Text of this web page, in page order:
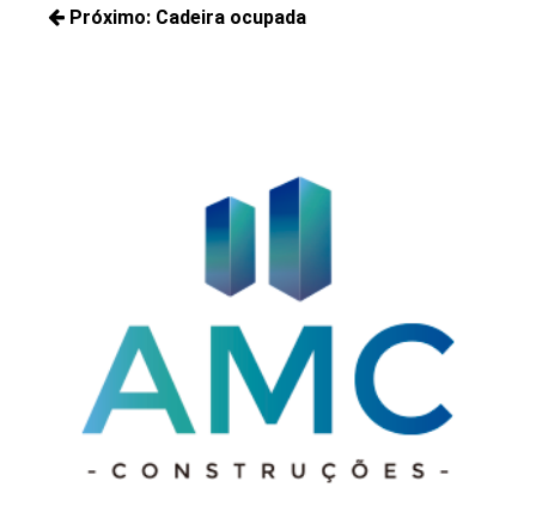
dePróximo: Cadeira ocupada